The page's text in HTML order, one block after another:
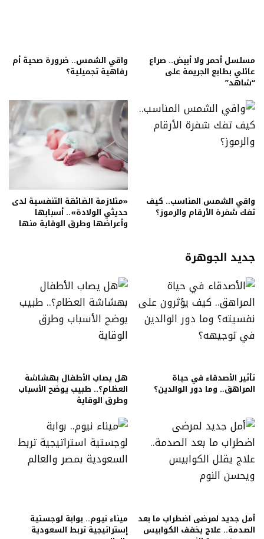
مسلسل أحمر ولا أبيض.. صراع
عائلي بطابع الجريمة على
“شاهد”
واقي الشمس.. ضرورة صحية أم
رفاهية تجميلية؟
واقي الشمس المناسب.. كيف
تفك شفرة الأرقام والرموز؟
«متلازمة الضائقة التنفسية لدى
حديثي الولادة».. أسبابها
وأعراضها وطرق الوقاية منها
جديد الجوهرة
تأثير الأصدقاء في حياة
المراهق.. وما دور الوالدين؟
هل يصاب الأطفال بهشاشة
العظام؟.. طبيب يوضح الأسباب
وطرق الوقاية
أمل جديد لمرضى اضطراب ما بعد
الصدمة.. علاج يخفف الكوابيس
ميناء نيوم.. بوابة لوجستية
إستراتيجية تربط السعودية